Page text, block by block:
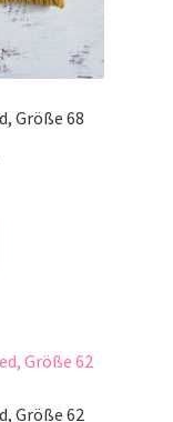
Größe 68
Größe 62